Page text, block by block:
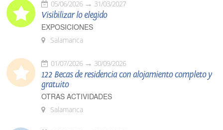
05/06/2026 31/03/2027
Visibilizar lo elegido
EXPOSICIONES
Salamanca
01/07/2026 30/09/2026
122 Becas de residencia con alojamiento completo y
gratuito
OTRAS ACTIVIDADES
Salamanca